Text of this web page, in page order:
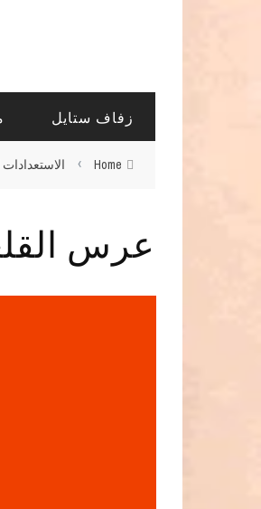
زفاف ستايل
Home
›
عرس